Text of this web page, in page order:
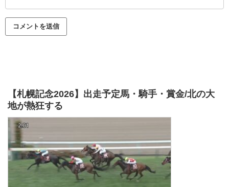
【札幌記念2026】出走予定馬・騎手・賞金/北の大
地が熱狂する